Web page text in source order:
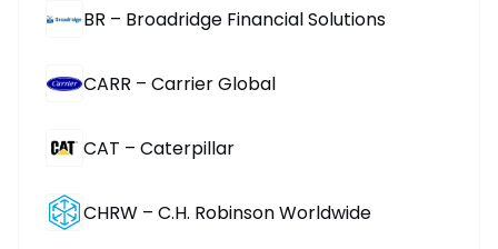
BR – Broadridge Financial Solutions
CARR – Carrier Global
CAT – Caterpillar
CHRW – C.H. Robinson Worldwide